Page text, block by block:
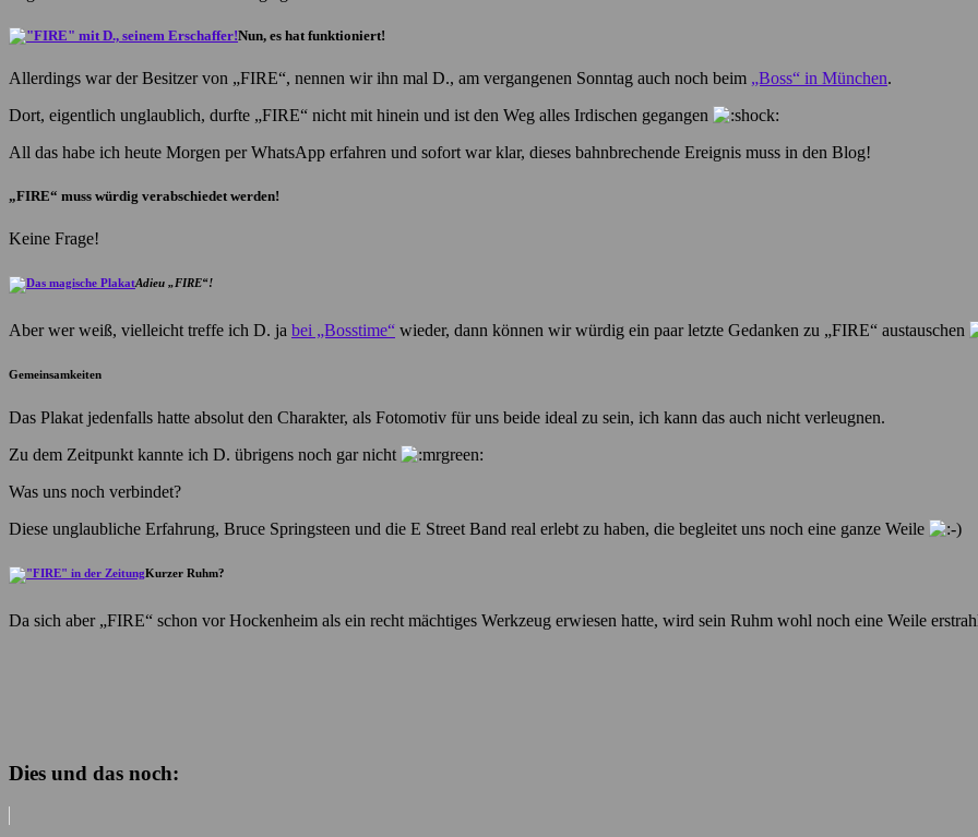
Nun, es hat funktioniert!
Allerdings war der Besitzer von „FIRE“, nennen wir ihn mal D., am vergangenen Sonntag auch noch beim „Boss“ in München.
Dort, eigentlich unglaublich, durfte „FIRE“ nicht mit hinein und ist den Weg alles Irdischen gegangen
All das habe ich heute Morgen per WhatsApp erfahren und sofort war klar, dieses bahnbrechende Ereignis muss in den Blog!
„FIRE“ muss würdig verabschiedet werden!
Keine Frage!
Adieu „FIRE“!
Aber wer weiß, vielleicht treffe ich D. ja bei „Bosstime“ wieder, dann können wir würdig ein paar letzte Gedanken zu „FIRE“ austauschen
Gemeinsamkeiten
Das Plakat jedenfalls hatte absolut den Charakter, als Fotomotiv für uns beide ideal zu sein, ich kann das auch nicht verleugnen.
Zu dem Zeitpunkt kannte ich D. übrigens noch gar nicht
Was uns noch verbindet?
Diese unglaubliche Erfahrung, Bruce Springsteen und die E Street Band real erlebt zu haben, die begleitet uns noch eine ganze Weile
Kurzer Ruhm?
Da sich aber „FIRE“ schon vor Hockenheim als ein recht mächtiges Werkzeug erwiesen hatte, wird sein Ruhm wohl noch eine Weile
Dies und das noch: